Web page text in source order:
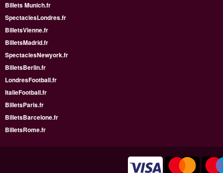
Billets Munich.fr
SpectaclesLondres.fr
BilletsVienne.fr
BilletsMadrid.fr
SpectaclesNewyork.fr
BilletsBerlin.fr
LondresFootball.fr
ItalieFootball.fr
BilletsParis.fr
BilletsBarcelone.fr
BilletsRome.fr